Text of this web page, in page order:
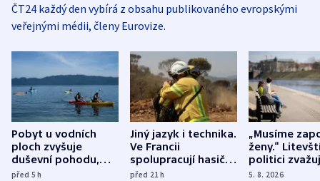
ČT24 každý den vybírá z obsahu publikovaného evropskými
veřejnými médii, členy Eurovize.
Pobyt u vodních
ploch zvyšuje
duševní pohodu,
ukázala
před 5h
Jiný jazyk i technika.
Ve Francii
spolupracují hasiči z
různých zemí
před 21h
„Musíme
ženy.“
politici
dohodu o
5. 8. 2026